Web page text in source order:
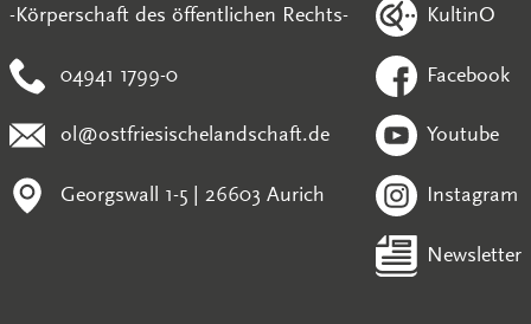
-Körperschaft des öffentlichen Rechts-
04941 1799-0
ol@ostfriesischelandschaft.de
Georgswall 1-5 | 26603 Aurich
KultinO
Facebook
Youtube
Instagram
Newsletter